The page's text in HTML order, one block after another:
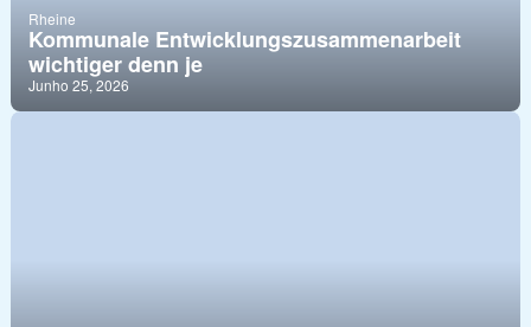
Rheine
Kommunale Entwicklungszusammenarbeit
wichtiger denn je
Junho 25, 2026